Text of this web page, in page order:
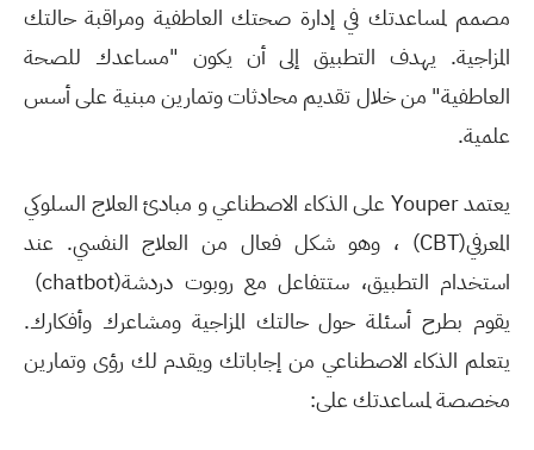
مصمم لمساعدتك في إدارة صحتك العاطفية ومراقبة حالتك
المزاجية. يهدف التطبيق إلى أن يكون "مساعدك للصحة
العاطفية" من خلال تقديم محادثات وتمارين مبنية على أسس
علمية.
يعتمدYouper على الذكاء الاصطناعي و مبادئ العلاج السلوكي
المعرفي(CBT) ، وهو شكل فعال من العلاج النفسي. عند
استخدام التطبيق، ستتفاعل مع روبوت دردشة(chatbot)
يقوم بطرح أسئلة حول حالتك المزاجية ومشاعرك وأفكارك.
يتعلم الذكاء الاصطناعي من إجاباتك ويقدم لك رؤى وتمارين
مخصصة لمساعدتك على: